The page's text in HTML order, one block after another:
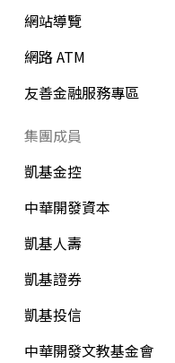
網站導覽
網路 ATM
友善金融服務專區
集團成員
凱基金控
中華開發資本
凱基人壽
凱基證券
凱基投信
中華開發文教基金會